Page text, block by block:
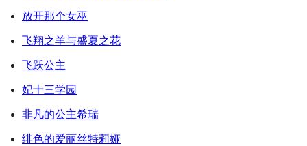
放开那个女巫
飞翔之羊与盛夏之花
飞跃公主
妃十三学园
非凡的公主希瑞
绯色的爱丽丝特莉娅